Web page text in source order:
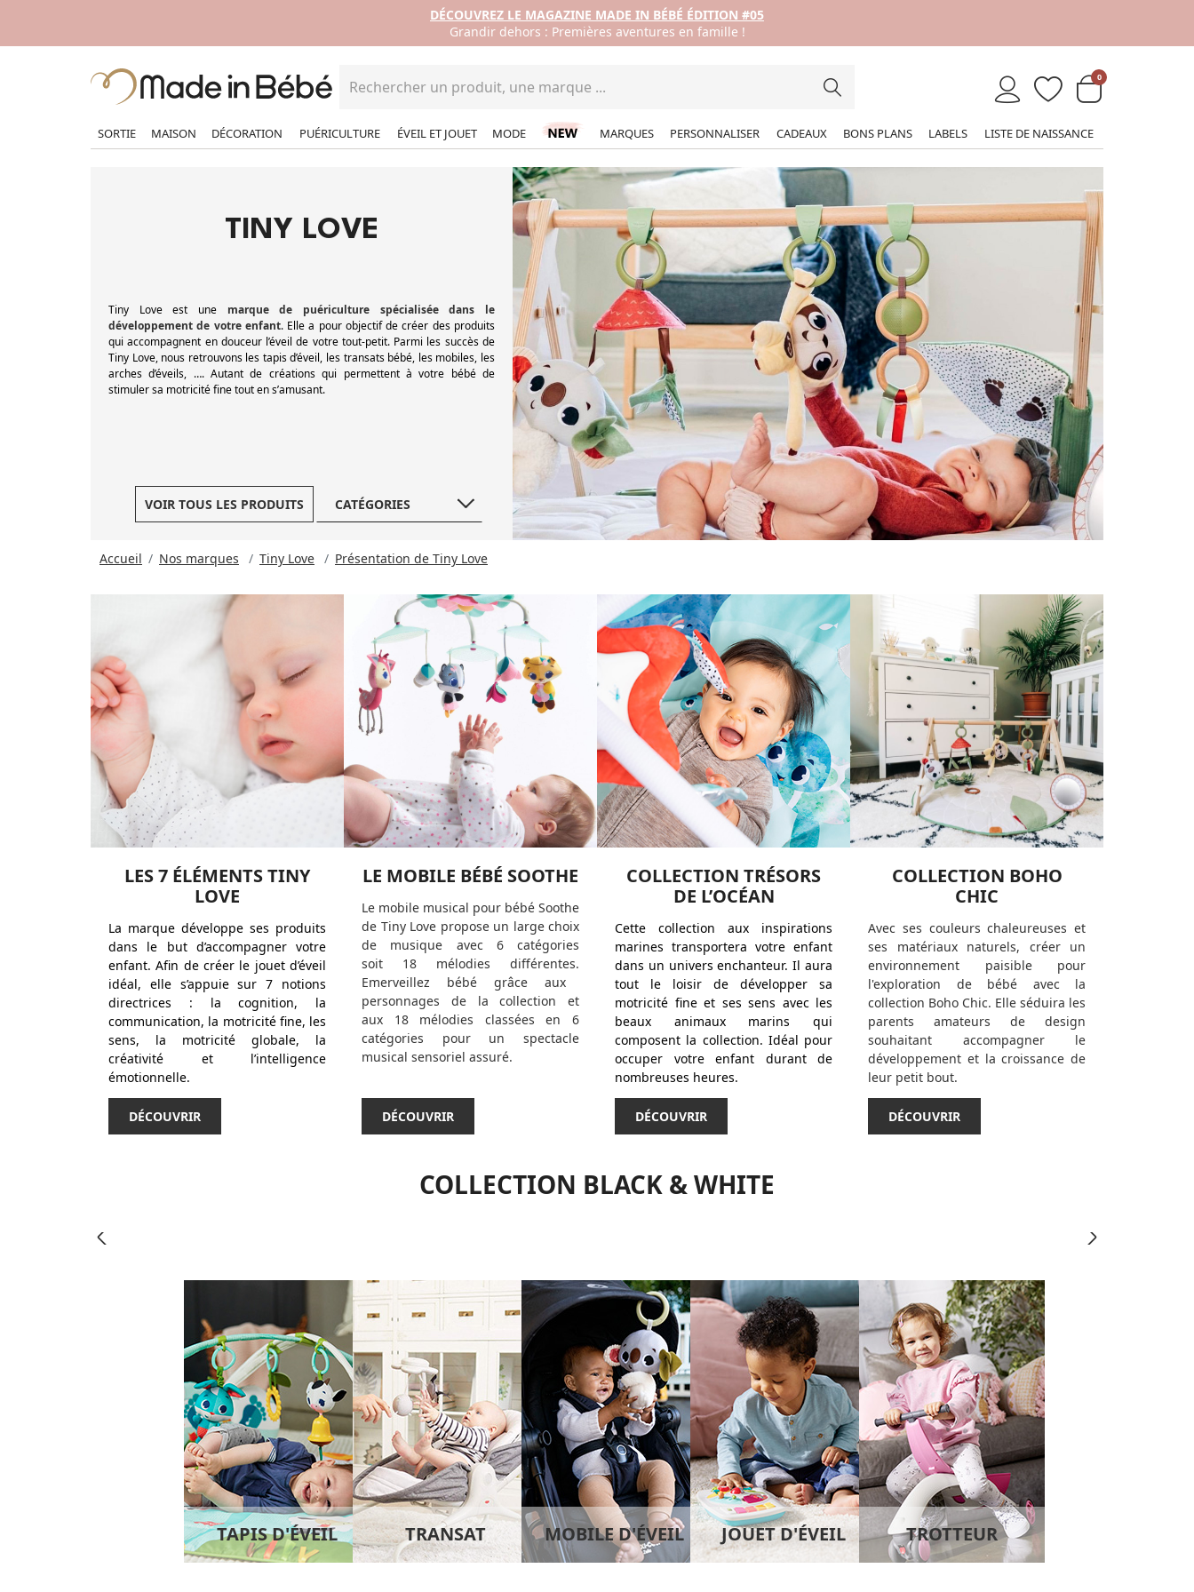
DÉCOUVREZ LE MAGAZINE MADE IN BÉBÉ ÉDITION #05
Grandir dehors : Premières aventures en famille !
0
SORTIE MAISON DÉCORATION PUÉRICULTURE ÉVEIL ET JOUET MODE MARQUES PERSONNALISER CADEAUX BONS PLANS LABELS LISTE DE NAISSANCE
VOIR TOUS LES PRODUITS CATÉGORIES
TINY LOVE
Tiny Love est une marque de puériculture spécialisée dans le
développement de votre enfant. Elle a pour objectif de créer des produits
qui accompagnent en douceur l’éveil de votre tout-petit. Parmi les succès de
Tiny Love, nous retrouvons les tapis d’éveil, les transats bébé, les mobiles, les
arches d’éveils, …. Autant de créations qui permettent à votre bébé de
stimuler sa motricité fine tout en s’amusant.
Accueil Nos marques Tiny Love Présentation de Tiny Love
LES 7 ÉLÉMENTS TINY
LOVE
La marque développe ses produits
dans le but d’accompagner votre
enfant. Afin de créer le jouet d’éveil
idéal, elle s’appuie sur 7 notions
directrices : la cognition, la
communication, la motricité fine, les
sens, la motricité globale, la
créativité et l’intelligence
émotionnelle.
DÉCOUVRIR
LE MOBILE BÉBÉ SOOTHE
Le mobile musical pour bébé Soothe
de Tiny Love propose un large choix
de musique avec 6 catégories
soit 18 mélodies différentes.
Emerveillez bébé grâce aux
personnages de la collection et
aux 18 mélodies classées en6
catégories pour un spectacle
musical sensoriel assuré.
DÉCOUVRIR
COLLECTION TRÉSORS
DE L’OCÉAN
Cette collection aux inspirations
marines transportera votre enfant
dans un univers enchanteur. Il aura
tout le loisir de développer sa
motricité fine et ses sens avec les
beaux animaux marins qui
composent la collection. Idéal pour
occuper votre enfant durant de
nombreuses heures.
DÉCOUVRIR
COLLECTION BOHO
CHIC
Avec ses couleurs chaleureuses et
ses matériaux naturels, créer un
environnement paisible pour
l'exploration de bébé avec la
collection Boho Chic. Elle séduira les
parents amateurs de design
souhaitant accompagner le
développement et la croissance de
leur petit bout.
DÉCOUVRIR
COLLECTION BLACK & WHITE
TAPIS D'ÉVEIL TRANSAT MOBILE D'ÉVEIL JOUET D'ÉVEIL TROTTEUR